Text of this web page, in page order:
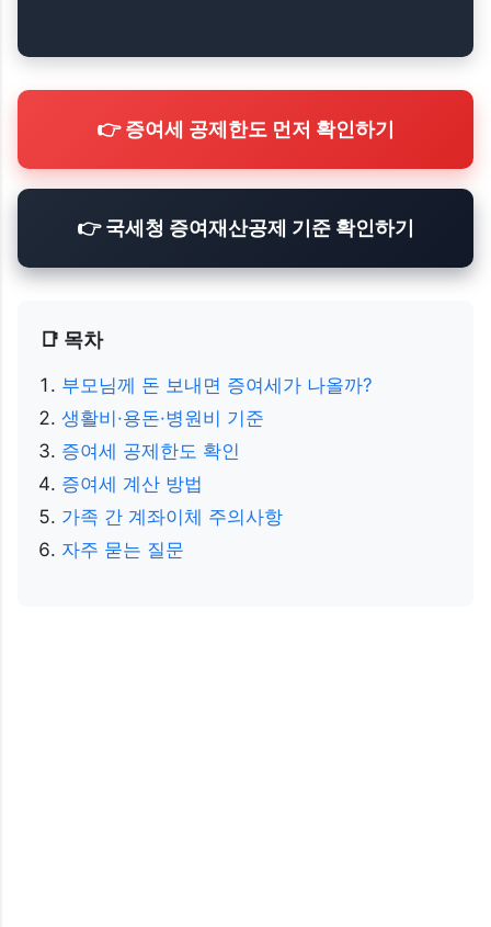
👉 증여세 공제한도 먼저 확인하기
👉 국세청 증여재산공제 기준 확인하기
📑 목차
부모님께 돈 보내면 증여세가 나올까?
생활비·용돈·병원비 기준
증여세 공제한도 확인
증여세 계산 방법
가족 간 계좌이체 주의사항
자주 묻는 질문